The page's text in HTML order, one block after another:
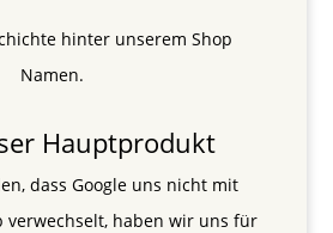
hinter unserem Shop
Namen.
Hauptprodukt
dass Google uns nicht mit
verwechselt, haben wir uns für